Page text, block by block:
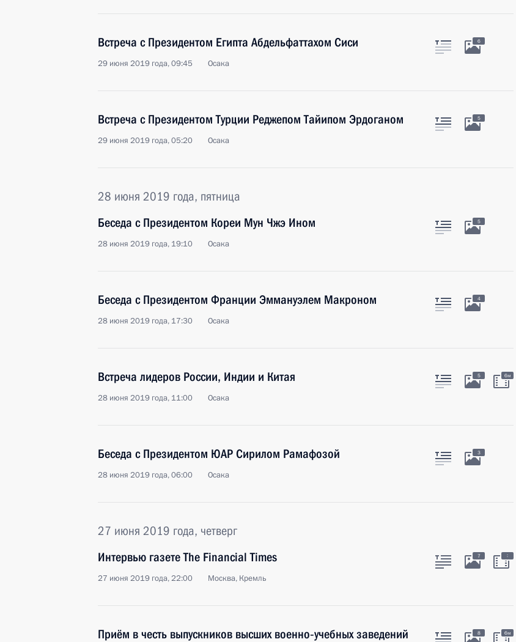
Встреча с Президентом Египта Абдельфаттахом Сиси
29 июня 2019 года, 09:45 Осака
6
Встреча с Президентом Турции Реджепом Тайипом Эрдоганом
29 июня 2019 года, 05:20 Осака
5
28 июня 2019 года, пятница
Беседа с Президентом Кореи Мун Чжэ Ином
28 июня 2019 года, 19:10 Осака
5
Беседа с Президентом Франции Эммануэлем Макроном
28 июня 2019 года, 17:30 Осака
4
Встреча лидеров России, Индии и Китая
28 июня 2019 года, 11:00 Осака
5 6м
Беседа с Президентом ЮАР Сирилом Рамафозой
28 июня 2019 года, 06:00 Осака
3
27 июня 2019 года, четверг
Интервью газете The Financial Times
27 июня 2019 года, 22:00 Москва, Кремль
7 :
Приём в честь выпускников высших военно‑учебных заведений 8 6м